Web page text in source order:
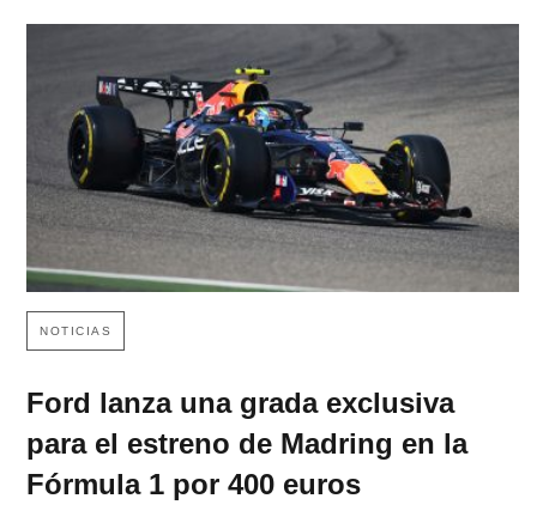
NOTICIAS
Ford lanza una grada exclusiva
para el estreno de Madring en la
Fórmula 1 por 400 euros